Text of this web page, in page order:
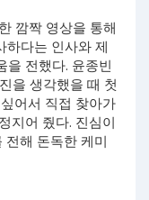
깜짝 영상을 통해
하다는 인사와 제
을 전했다. 윤종빈
을 생각했을 때 첫
어서 직접 찾아가
지어 줬다. 진심이
전해 돈독한 케미